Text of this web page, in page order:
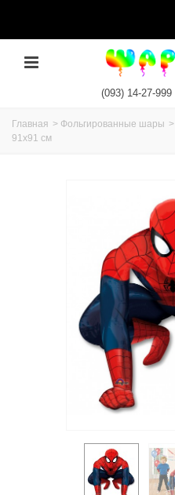
(093) 14-27-999
Главная > Фольгированные шары >
91х91 см